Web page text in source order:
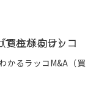
かるラッコM&A（買